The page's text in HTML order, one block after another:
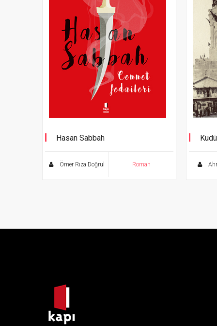
Hasan Sabbah
Ömer Rıza Doğrul Roman